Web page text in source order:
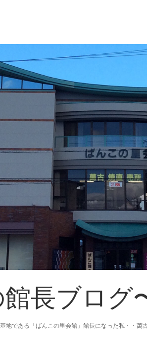
長ブログ
である「ばんこの里会館」館長になった私・・萬